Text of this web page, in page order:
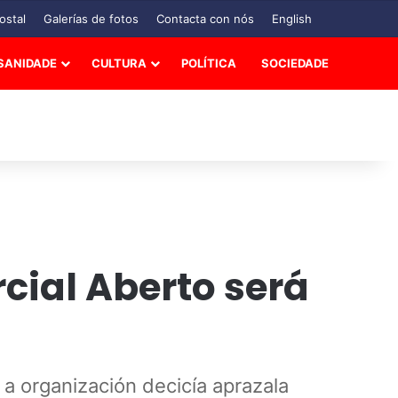
Galerías de fotos Contacta con nós English
CULTURA POLÍTICA SOCIEDADE
Aberto será
organización decicía aprazala